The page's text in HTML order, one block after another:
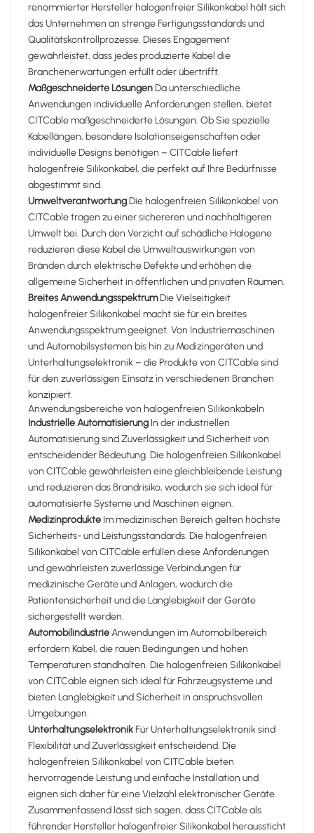
renommierter Hersteller halogenfreier Silikonkabel hält sich
das Unternehmen an strenge Fertigungsstandards und
Qualitätskontrollprozesse. Dieses Engagement
gewährleistet, dass jedes produzierte Kabel die
Branchenerwartungen erfüllt oder übertrifft.
Maßgeschneiderte LösungenDa unterschiedliche
Anwendungen individuelle Anforderungen stellen, bietet
CITCable maßgeschneiderte Lösungen. Ob Sie spezielle
Kabellängen, besondere Isolationseigenschaften oder
individuelle Designs benötigen – CITCable liefert
halogenfreie Silikonkabel, die perfekt auf Ihre Bedürfnisse
abgestimmt sind.
UmweltverantwortungDie halogenfreien Silikonkabel von
CITCable tragen zu einer sichereren und nachhaltigeren
Umwelt bei. Durch den Verzicht auf schädliche Halogene
reduzieren diese Kabel die Umweltauswirkungen von
Bränden durch elektrische Defekte und erhöhen die
allgemeine Sicherheit in öffentlichen und privaten Räumen.
Breites AnwendungsspektrumDie Vielseitigkeit
halogenfreier Silikonkabel macht sie für ein breites
Anwendungsspektrum geeignet. Von Industriemaschinen
und Automobilsystemen bis hin zu Medizingeräten und
Unterhaltungselektronik – die Produkte von CITCable sind
für den zuverlässigen Einsatz in verschiedenen Branchen
konzipiert.
Anwendungsbereiche von halogenfreien Silikonkabeln
Industrielle Automatisierung In der industriellen
Automatisierung sind Zuverlässigkeit und Sicherheit von
entscheidender Bedeutung. Die halogenfreien Silikonkabel
von CITCable gewährleisten eine gleichbleibende Leistung
und reduzieren das Brandrisiko, wodurch sie sich ideal für
automatisierte Systeme und Maschinen eignen.
Medizinprodukte Im medizinischen Bereich gelten höchste
Sicherheits- und Leistungsstandards. Die halogenfreien
Silikonkabel von CITCable erfüllen diese Anforderungen
und gewährleisten zuverlässige Verbindungen für
medizinische Geräte und Anlagen, wodurch die
Patientensicherheit und die Langlebigkeit der Geräte
sichergestellt werden.
AutomobilindustrieAnwendungen im Automobilbereich
erfordern Kabel, die rauen Bedingungen und hohen
Temperaturen standhalten. Die halogenfreien Silikonkabel
von CITCable eignen sich ideal für Fahrzeugsysteme und
bieten Langlebigkeit und Sicherheit in anspruchsvollen
Umgebungen.
UnterhaltungselektronikFür Unterhaltungselektronik sind
Flexibilität und Zuverlässigkeit entscheidend. Die
halogenfreien Silikonkabel von CITCable bieten
hervorragende Leistung und einfache Installation und
eignen sich daher für eine Vielzahl elektronischer Geräte.
Zusammenfassend lässt sich sagen, dass CITCable als
führender Hersteller halogenfreier Silikonkabel heraussticht